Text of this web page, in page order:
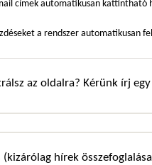
címek automatikusan kattintható
a rendszer automatikusan
az oldalra? Kérünk írj
hírek